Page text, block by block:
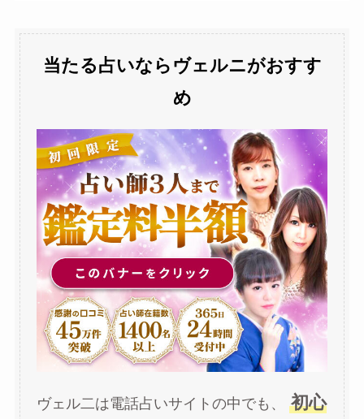
当たる占いならヴェルニがおすす
め
ヴェル二は電話占いサイトの中でも、 初心